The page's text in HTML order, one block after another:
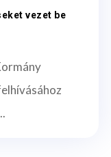
vezet be